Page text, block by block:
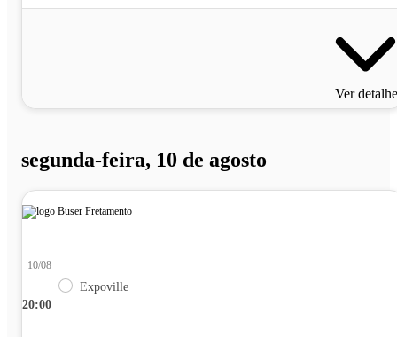
Ver
segunda-feira, 10 de agosto
20:00
10/08
Expoville